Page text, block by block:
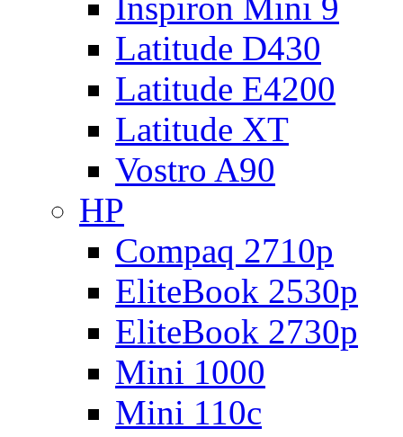
Latitude D430
Latitude E4200
Latitude XT
Vostro A90
HP
Compaq 2710p
EliteBook 2530p
EliteBook 2730p
Mini 1000
Mini 110c